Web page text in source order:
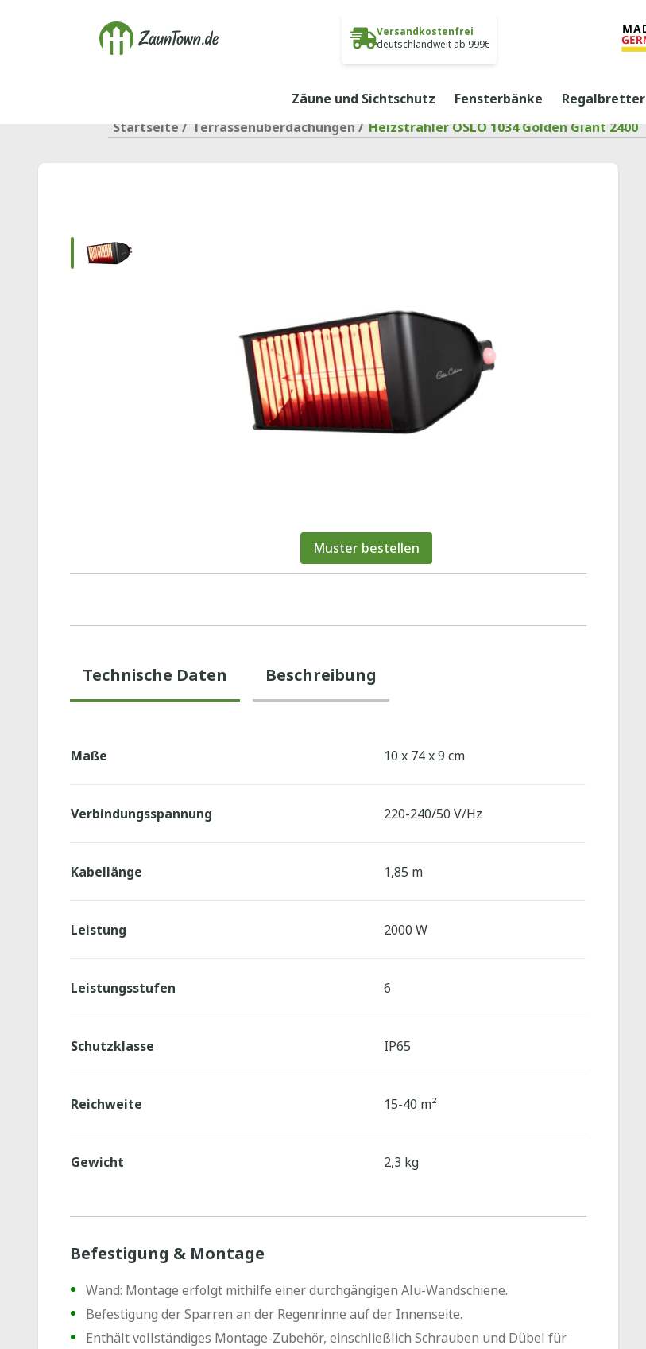
Versandkostenfrei
deutschlandweit ab 999€
Zäune und Sichtschutz Fensterbänke Regalbretter
Startseite / Terrassenüberdachungen / Heizstrahler OSLO 1034 Golden Giant 2400
Muster bestellen
Technische Daten Beschreibung
Maße 10 x 74 x 9 cm
Verbindungsspannung 220-240/50 V/Hz
Kabellänge 1,85 m
Leistung 2000 W
Leistungsstufen 6
Schutzklasse IP65
Reichweite 15-40 m²
Gewicht 2,3 kg
Befestigung & Montage
Wand: Montage erfolgt mithilfe einer durchgängigen Alu-Wandschiene.
Befestigung der Sparren an der Regenrinne auf der Innenseite.
Enthält vollständiges Montage-Zubehör, einschließlich Schrauben und Dübel für